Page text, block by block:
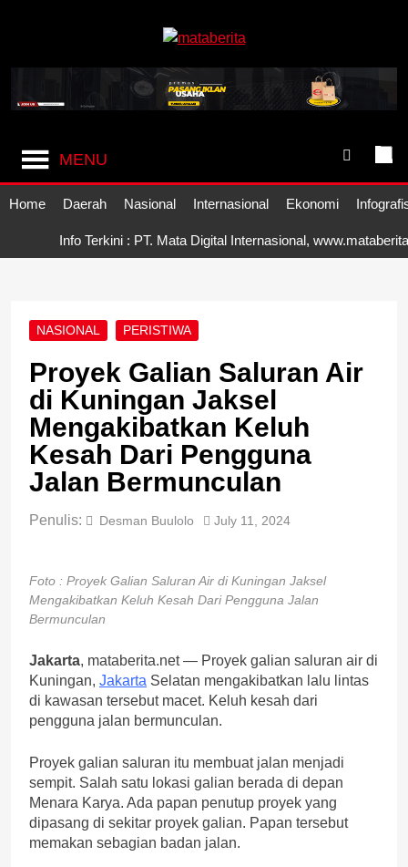
Mataberita
MENU
Home Daerah Nasional Internasional Ekonomi
Info Terkini : PT. Mata Digital Internasional,
NASIONAL PERISTIWA
Proyek Galian Saluran Air
di Kuningan Jaksel
Mengakibatkan Keluh
Kesah Dari Pengguna
Jalan Bermunculan
Penulis: Desman Buulolo July 11, 2024
Foto : Proyek Galian Saluran Air di Kuningan Jaksel
Mengakibatkan Keluh Kesah Dari Pengguna Jalan
Bermunculan
Jakarta, mataberita.net — Proyek galian saluran air di
Kuningan, Jakarta Selatan mengakibatkan lalu lintas
di kawasan tersebut macet. Keluh kesah dari
pengguna jalan bermunculan.
Proyek galian saluran itu membuat jalan menjadi
sempit. Salah satu lokasi galian berada di depan
Menara Karya. Ada papan penutup proyek yang
dipasang di sekitar proyek galian. Papan tersebut
memakan sebagian badan jalan.